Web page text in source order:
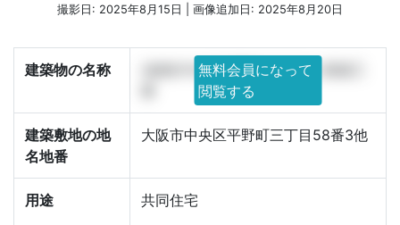
撮影日: 2025年8月15日 | 画像追加日: 2025年8月20日
建築物の名称
(仮称)中央区平野町3丁目PJ 新築工
無料会員になって
閲覧する
建築敷地の地
名地番
大阪市中央区平野町三丁目58番3他
用途 共同住宅